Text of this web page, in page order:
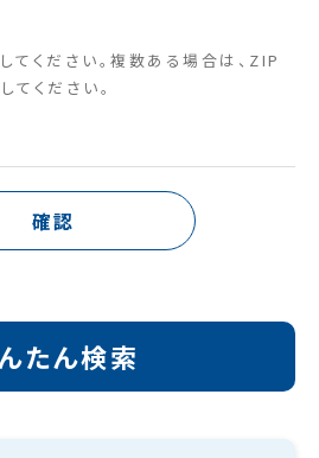
てください。複数ある場合は、ZIP
てください。
確認
たん検索